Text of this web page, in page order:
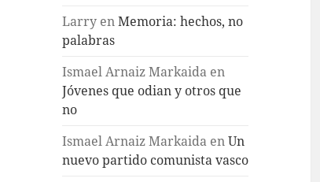
Larry enMemoria: hechos, no
palabras
Ismael Arnaiz Markaida en
Jóvenes que odian y otros que
no
Ismael Arnaiz Markaida enUn
nuevo partido comunista vasco